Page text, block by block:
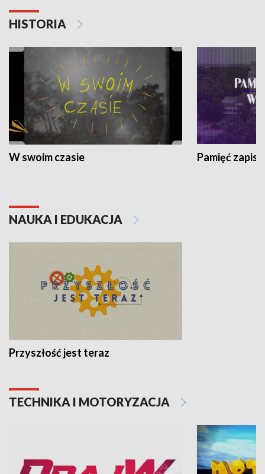
HISTORIA
W swoim czasie Pamięć
NAUKA I EDUKACJA
Przyszłość jest teraz
TECHNIKA I MOTORYZACJA